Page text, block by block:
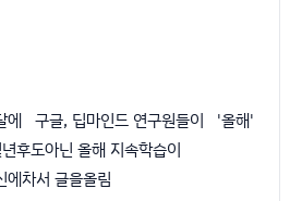
에 구글, 딥마인드 연구원들이 '올해'
후도아닌 올해 지속학습이
차서 글을올림